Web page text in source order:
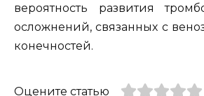
вероятность развития
осложнений, связанных с
конечностей.
Оцените статью